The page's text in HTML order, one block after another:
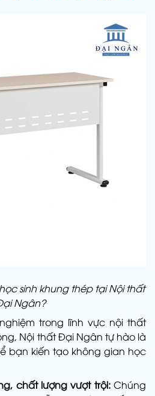
sinh khung thép tại Nội thất
Ngân?
trong lĩnh vực nội thất
Nội thất Đại Ngân tự hào là
bạn kiến tạo không gian học
chất lượng vượt trội:Chúng